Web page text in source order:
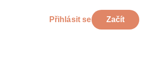
Přihlásit se Začít